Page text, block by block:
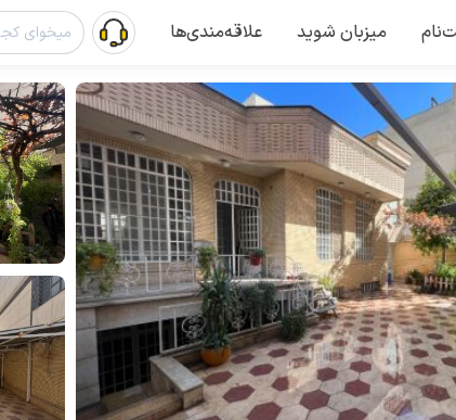
میزبان شوید علاقه‌مندی‌ها